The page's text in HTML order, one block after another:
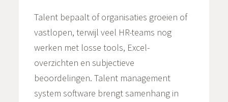
Talent bepaalt of organisaties groeien of
vastlopen, terwijl veel HR-teams nog
werken met losse tools, Excel-
overzichten en subjectieve
beoordelingen. Talent management
system software brengt samenhang in